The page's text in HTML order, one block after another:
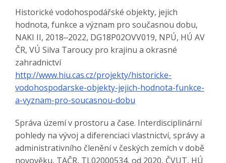
Historické vodohospodářské objekty, jejich
hodnota, funkce a význam pro současnou dobu,
NAKI II, 2018‒2022, DG18P02OVV019, NPÚ, HÚ AV
ČR, VÚ Silva Taroucy pro krajinu a okrasné
zahradnictví
http://www.hiu.cas.cz/projekty/historicke-
vodohospodarske-objekty-jejich-hodnota-funkce-
a-vyznam-pro-soucasnou-dobu
Správa území v prostoru a čase. Interdisciplinární
pohledy na vývoj a diferenciaci vlastnictví, správy a
administrativního členění v českých zemích v době
novověku, TAČR, TL02000534, od 2020, ČVUT, HÚ